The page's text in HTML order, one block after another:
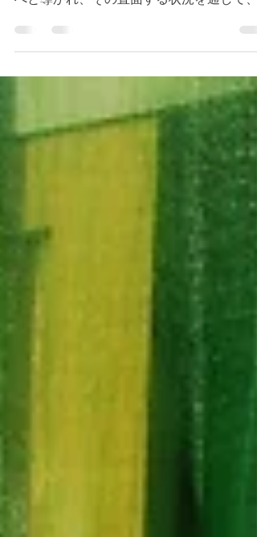
今朝のデボーションはエゼキエル４０章２
節〜３１節です。 神様は私たちをある状況
へと導かれ、その直面する状況を通して、
たちに語られることがあります。 私たちの
結婚生活、家庭生活、健康、経済、仕事、
ニストリー他、様々な領域において、私た
が直面している課題や挑戦は何でしょ...